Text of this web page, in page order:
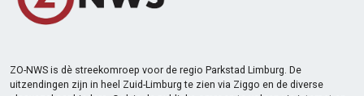
ZO-NWS is dè streekomroep voor de regio Parkstad Limburg. De
uitzendingen zijn in heel Zuid-Limburg te zien via Ziggo en de diverse